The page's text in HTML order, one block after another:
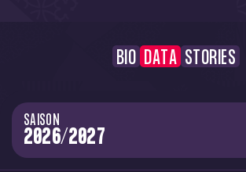
BIO DATA STORIES
SAISON